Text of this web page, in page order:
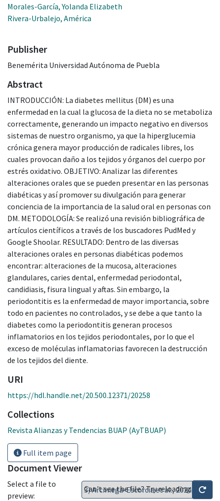
Morales-García, Yolanda Elizabeth
Rivera-Urbalejo, América
Publisher
Benemérita Universidad Autónoma de Puebla
Abstract
INTRODUCCIÓN: La diabetes mellitus (DM) es una
enfermedad en la cual la glucosa de la dieta no se metaboliza
correctamente, generando un impacto negativo en diversos
sistemas de nuestro organismo, ya que la hiperglucemia
crónica genera mayor producción de radicales libres, los
cuales provocan daño a los tejidos y órganos del cuerpo por
estrés oxidativo. OBJETIVO: Analizar las diferentes
alteraciones orales que se pueden presentar en las personas
diabéticas y así promover su divulgación para generar
conciencia de la importancia de la salud oral en personas con
DM. METODOLOGÍA: Se realizó una revisión bibliográfica de
artículos científicos a través de los buscadores PudMed y
Google Shoolar. RESULTADO: Dentro de las diversas
alteraciones orales en personas diabéticas podemos
encontrar: alteraciones de la mucosa, alteraciones
glandulares, caries dental, enfermedad periodontal,
candidiasis, fisura lingual y aftas. Sin embargo, la
periodontitis es la enfermedad de mayor importancia, sobre
todo en pacientes no controlados, y se debe a que tanto la
diabetes como la periodontitis generan procesos
inflamatorios en los tejidos periodontales, por lo que el
exceso de moléculas inflamatorias favorecen la destrucción
de los tejidos del diente.
URI
https://hdl.handle.net/20.500.12371/20258
Collections
Revista Alianzas y Tendencias BUAP (AyTBUAP)
Full item page
Document Viewer
Select a file to
preview:
Can't see the file? Try reloading